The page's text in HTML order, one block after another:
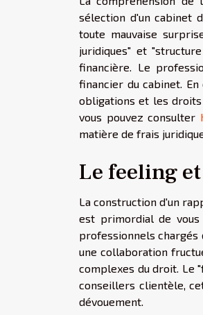
sélection d'un cabinet
toute mauvaise
juridiques" et
financière. Le
financier du cabinet.
obligations et les
vous pouvez consulter
matière de frais
Le feeling
La construction d'un
est primordial de
professionnels
une collaboration
complexes du droit. Le
conseillers clientèle,
dévouement.